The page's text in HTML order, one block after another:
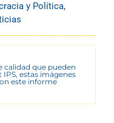
y Política,
calidad que pueden
estas imágenes
este informe